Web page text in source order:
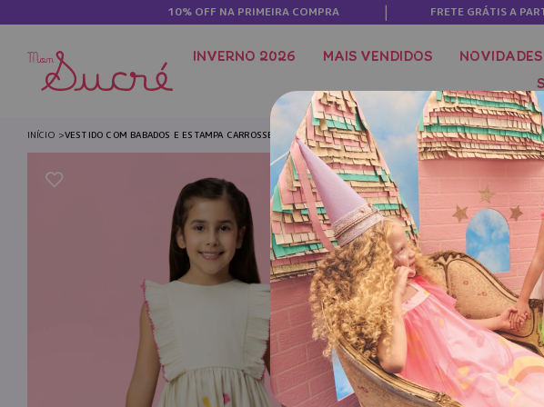
10% OFF NA PRIMEIRA COMPRA FRETE GRÁTIS A
INVERNO 2026 MAIS VENDIDOS NOVIDADES
INÍCIO VESTIDO COM BABADOS E ESTAMPA CARROSSEL